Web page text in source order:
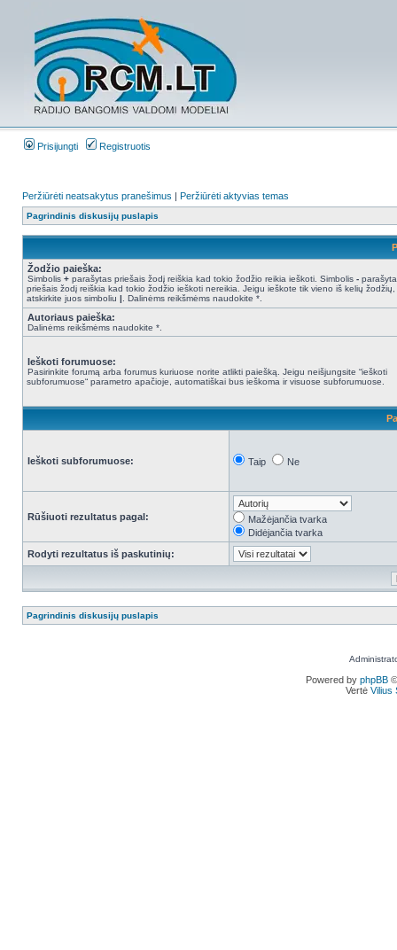
Prisijungti Registruotis
Peržiūrėti neatsakytus pranešimus | Peržiūrėti aktyvias temas
Pagrindinis diskusijų puslapis
Žodžio paieška:
Simbolis + parašytas priešais žodį reiškia kad tokio žodžio reikia ieškoti. Simbolis -
priešais žodį reiškia kad tokio žodžio ieškoti nereikia. Jeigu ieškote tik vieno iš kelių žodžių,
atskirkite juos simboliu | . Dalinėms reikšmėms naudokite *.
Autoriaus paieška:
Dalinėms reikšmėms naudokite *.
Ieškoti forumuose:
Pasirinkite forumą arba forumus kuriuose norite atlikti paiešką. Jeigu neišjungsite “ieškoti
subforumuose“ parametro apačioje, automatiškai bus ieškoma ir visuose subforumuose.
Ieškoti subforumuose: Taip Ne
Rūšiuoti rezultatus pagal:
Mažėjančia tvarka
Didėjančia tvarka
Rodyti rezultatus iš paskutinių:
Pagrindinis diskusijų puslapis
Powered by phpBB
Vertė Vilius